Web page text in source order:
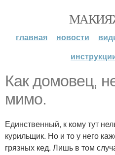
главная новости
Как домовец,
мимо.
Единственный, к кому тут
курильщик. Но и то у него
грязных кед. Лишь в том